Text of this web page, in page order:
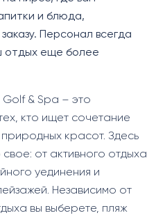
и блюда,
Персонал всегда
отдых еще более
Golf & Spa – это
кто ищет сочетание
красот. Здесь
от активного отдыха
уединения и
Независимо от
вы выберете, пляж